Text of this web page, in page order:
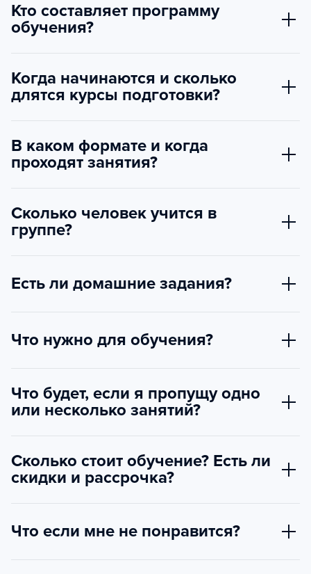
Кто составляет программу
обучения?
Когда начинаются и сколько
длятся курсы подготовки?
В каком формате и когда
проходят занятия?
Сколько человек учится в
группе?
Есть ли домашние задания?
Что нужно для обучения?
Что будет, если я пропущу одно
или несколько занятий?
Сколько стоит обучение? Есть ли
скидки и рассрочка?
Что если мне не понравится?